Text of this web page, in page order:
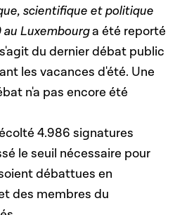
scientifique et politique
Luxembourga été reporté
du dernier débat public
les vacances d'été. Une
n'a pas encore été
4.986 signatures
le seuil nécessaire pour
débattues en
des membres du